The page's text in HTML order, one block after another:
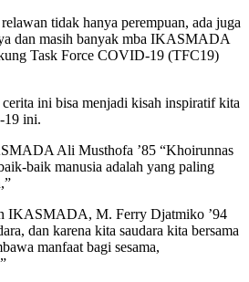
tidak hanya perempuan, ada juga
dan masih banyak mba IKASMADA
Task Force COVID-19 (TFC19)
cerita ini bisa menjadi kisah inspiratif kita
19 ini.
Ali Musthofa ’85 “Khoirunnas
baik manusia adalah yang paling
IKASMADA, M. Ferry Djatmiko ’94
dan karena kita saudara kita bersama
manfaat bagi sesama,